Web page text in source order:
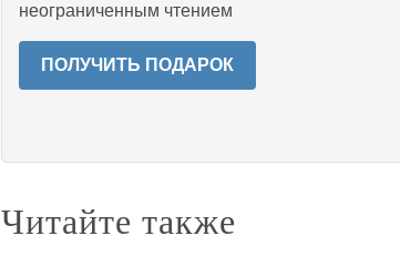
неограниченным чтением
ПОЛУЧИТЬ ПОДАРОК
Читайте также